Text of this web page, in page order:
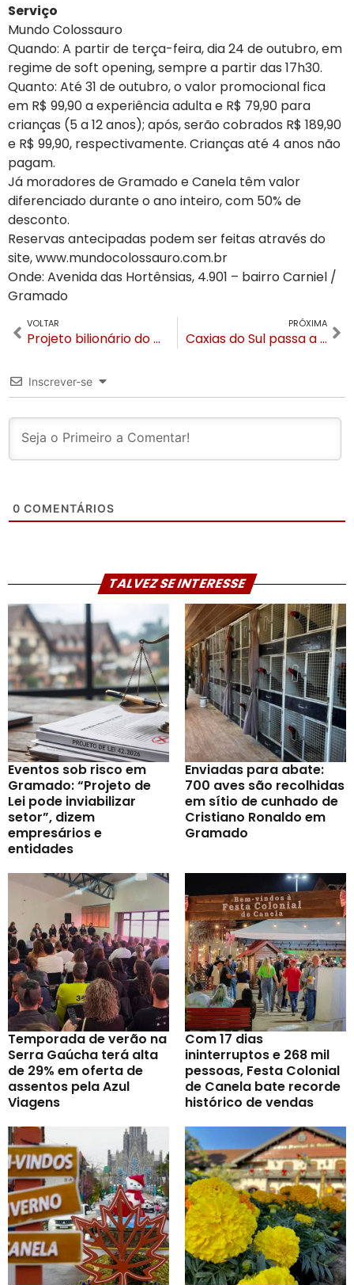
Serviço
Mundo Colossauro
Quando: A partir de terça-feira, dia 24 de outubro, em
regime de soft opening, sempre a partir das 17h30.
Quanto: Até 31 de outubro, o valor promocional fica
em R$ 99,90 a experiência adulta e R$ 79,90 para
crianças (5 a 12 anos); após, serão cobrados R$ 189,90
e R$ 99,90, respectivamente. Crianças até 4 anos não
pagam.
Já moradores de Gramado e Canela têm valor
diferenciado durante o ano inteiro, com 50% de
desconto.
Reservas antecipadas podem ser feitas através do
site, www.mundocolossauro.com.br
Onde: Avenida das Hortênsias, 4.901 – bairro Carniel /
Gramado
VOLTAR
Projeto bilionário do Club Med Gramado será apresentado em novembro no Palácio Piratini
PRÓXIMA
Caxias do Sul passa a ter voos diretos para Florianópolis
Inscrever-se
0 COMENTÁRIOS
TALVEZ SE INTERESSE
Eventos sob risco em
Gramado: “Projeto de
Lei pode inviabilizar
setor”, dizem
empresários e
entidades
Enviadas para abate:
700 aves são recolhidas
em sítio de cunhado de
Cristiano Ronaldo em
Gramado
Temporada de verão na
Serra Gaúcha terá alta
de 29% em oferta de
assentos pela Azul
Viagens
Com 17 dias
ininterruptos e 268 mil
pessoas, Festa Colonial
de Canela bate recorde
histórico de vendas